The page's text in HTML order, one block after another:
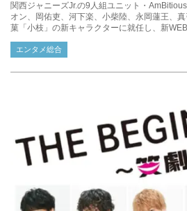
関西ジャニーズJr.の9人組ユニット・
オン、岡佑吏、河下楽、小柴陸、永岡蓮王、
菓「小枝」の新キャラクターに就任し、新
エンタメ総合